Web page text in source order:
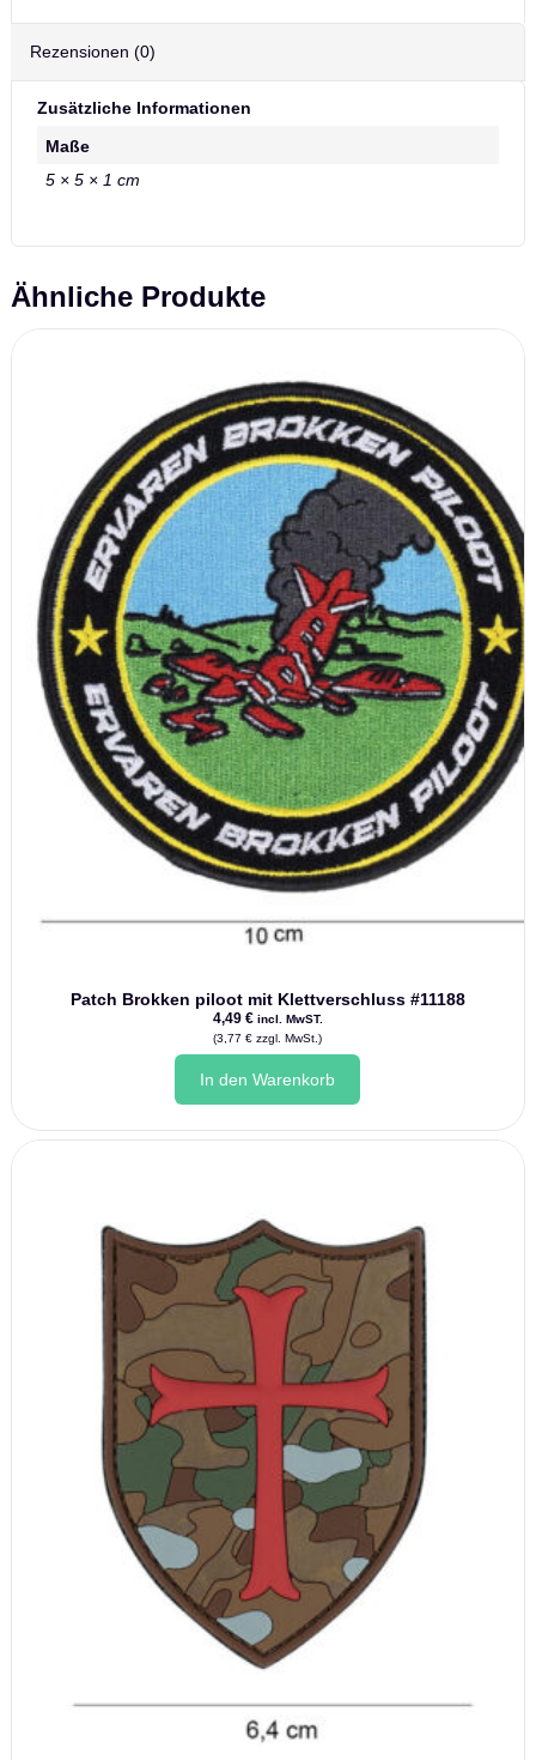
Rezensionen (0)
Zusätzliche Informationen
Maße
5 × 5 × 1 cm
Ähnliche Produkte
Patch Brokken piloot mit Klettverschluss #11188
4,49 € incl. MwST.
(3,77€ zzgl. MwSt.)
In den Warenkorb